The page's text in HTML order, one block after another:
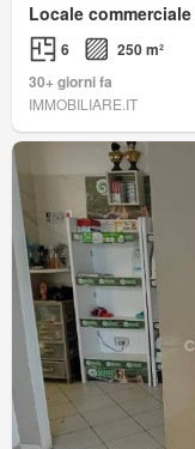
Locale commerciale
6
250 m²
30+ giorni fa
IMMOBILIARE.IT